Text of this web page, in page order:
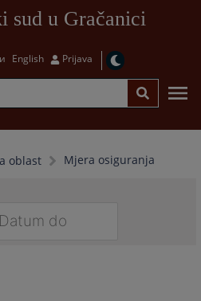
sud u Gračanici
English Prijava
oblast Mjera osiguranja